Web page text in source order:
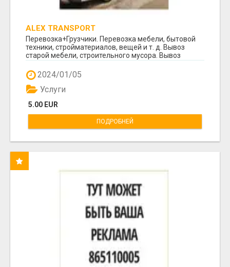
ALEX TRANSPORT
Перевозка+Грузчики. Перевозка мебели, бытовой
техники, стройматериалов, вещей и т. д. Вывоз
старой мебели, строительного мусора. Вывоз
2024/01/05
5.00 EUR
Услуги
ПОДРОБНЕЙ